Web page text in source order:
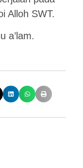
Alloh SWT.
a’lam.